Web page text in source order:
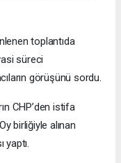
toplantıda
süreci
görüşünü sordu.
CHP’den istifa
birliğiyle alınan
yaptı.